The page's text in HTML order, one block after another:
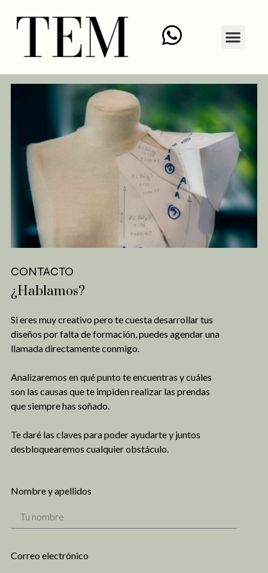
CONTACTO
¿Hablamos?
Si eres muy creativo pero te cuesta desarrollar tus
diseños por falta de formación, puedes agendar una
llamada directamente conmigo.
Analizaremos en qué punto te encuentras y cuáles
son las causas que te impiden realizar las prendas
que siempre has soñado.
Te daré las claves para poder ayudarte y juntos
desbloquearemos cualquier obstáculo.
Nombre y apellidos
Correo electrónico